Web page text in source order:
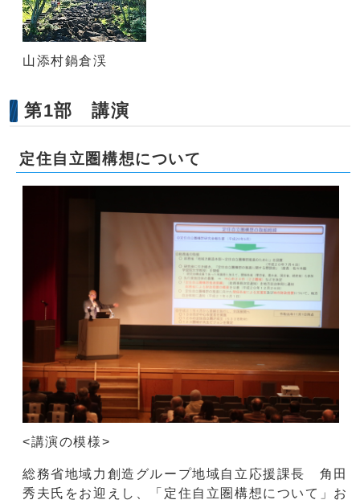
山添村鍋倉渓
第1部 講演
定住自立圏構想について
<講演の模様>
総務省地域力創造グループ地域自立応援課長 角田
秀夫氏をお迎えし、「定住自立圏構想について」お